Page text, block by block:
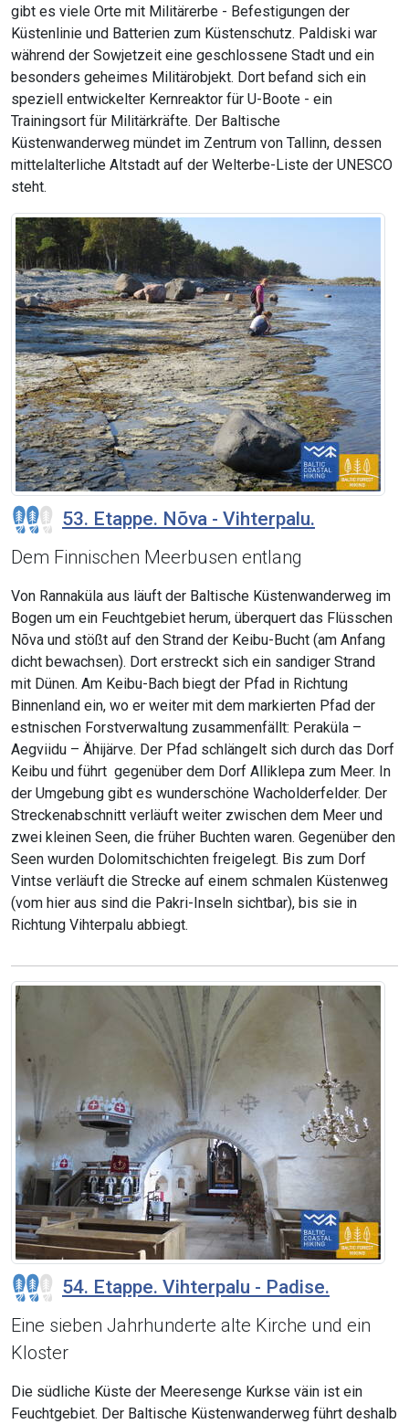
gibt es viele Orte mit Militärerbe - Befestigungen der
Küstenlinie und Batterien zum Küstenschutz. Paldiski war
während der Sowjetzeit eine geschlossene Stadt und ein
besonders geheimes Militärobjekt. Dort befand sich ein
speziell entwickelter Kernreaktor für U-Boote - ein
Trainingsort für Militärkräfte. Der Baltische
Küstenwanderweg mündet im Zentrum von Tallinn, dessen
mittelalterliche Altstadt auf der Welterbe-Liste der UNESCO
steht.
53. Etappe. Nõva - Vihterpalu.
Dem Finnischen Meerbusen entlang
Von Rannaküla aus läuft der Baltische Küstenwanderweg im
Bogen um ein Feuchtgebiet herum, überquert das Flüsschen
Nõva und stößt auf den Strand der Keibu-Bucht (am Anfang
dicht bewachsen). Dort erstreckt sich ein sandiger Strand
mit Dünen. Am Keibu-Bach biegt der Pfad in Richtung
Binnenland ein, wo er weiter mit dem markierten Pfad der
estnischen Forstverwaltung zusammenfällt: Peraküla –
Aegviidu – Ähijärve. Der Pfad schlängelt sich durch das Dorf
Keibu und führt gegenüber dem Dorf Alliklepa zum Meer. In
der Umgebung gibt es wunderschöne Wacholderfelder. Der
Streckenabschnitt verläuft weiter zwischen dem Meer und
zwei kleinen Seen, die früher Buchten waren. Gegenüber den
Seen wurden Dolomitschichten freigelegt. Bis zum Dorf
Vintse verläuft die Strecke auf einem schmalen Küstenweg
(vom hier aus sind die Pakri-Inseln sichtbar), bis sie in
Richtung Vihterpalu abbiegt.
54. Etappe. Vihterpalu - Padise.
Eine sieben Jahrhunderte alte Kirche und ein
Kloster
Die südliche Küste der Meeresenge Kurkse väin ist ein
Feuchtgebiet. Der Baltische Küstenwanderweg führt deshalb